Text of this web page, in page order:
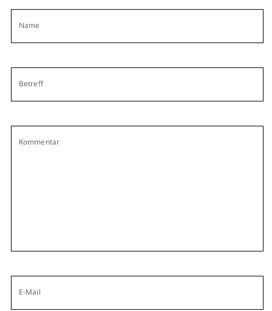
Name
Betreff
Kommentar
E-Mail